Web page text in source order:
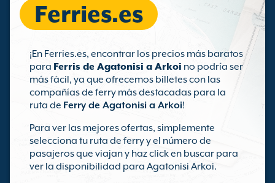
Ferries.es
¡En Ferries.es, encontrar los precios más baratos
para Ferris de Agatonisi a Arkoi no podría ser
más fácil, ya que ofrecemos billetes con las
compañías de ferry más destacadas para la
ruta de Ferry de Agatonisi a Arkoi!
Para ver las mejores ofertas, simplemente
selecciona tu ruta de ferry y el número de
pasajeros que viajan y haz click en buscar para
ver la disponibilidad para Agatonisi Arkoi.